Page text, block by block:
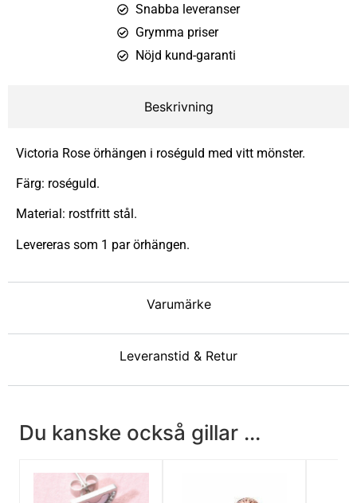
Snabba leveranser
Grymma priser
Nöjd kund-garanti
Beskrivning
Varumärke
Leveranstid & Retur
Victoria Rose örhängen i roséguld med vitt mönster.
Färg: roséguld.
Material: rostfritt stål.
Levereras som 1 par örhängen.
Du kanske också gillar ...